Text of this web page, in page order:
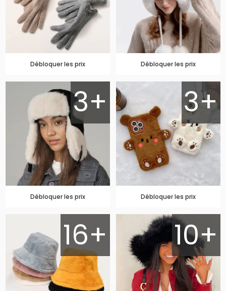
Débloquer les prix Débloquer les prix
3+
Débloquer les prix
3+
Débloquer les prix
16+ 10+